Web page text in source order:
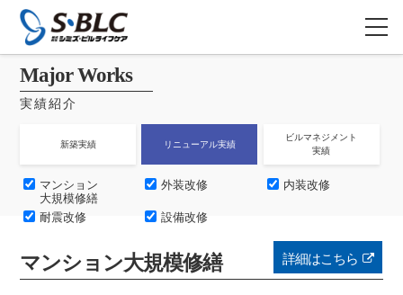
Major Works
実績紹介
新築実績 リニューアル実績
ビルマネジメント
実績
マンション
大規模修繕
外装改修 内装改修
耐震改修 設備改修
マンション大規模修繕 詳細はこちら